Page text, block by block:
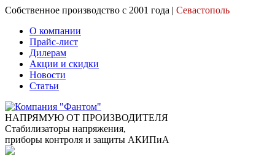
Собственное производство с 2001 года | Севастополь
О компании
Прайс-лист
Дилерам
Акции и скидки
Новости
Статьи
НАПРЯМУЮ ОТ ПРОИЗВОДИТЕЛЯ
Стабилизаторы напряжения,
приборы контроля и защиты АКИПиА